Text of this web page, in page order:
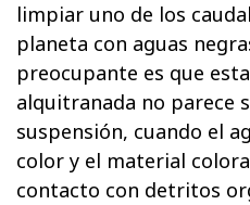
limpiar uno de los
planeta con aguas
preocupante es que
alquitranada no parece
suspensión, cuando el
color y el material
contacto con detritos